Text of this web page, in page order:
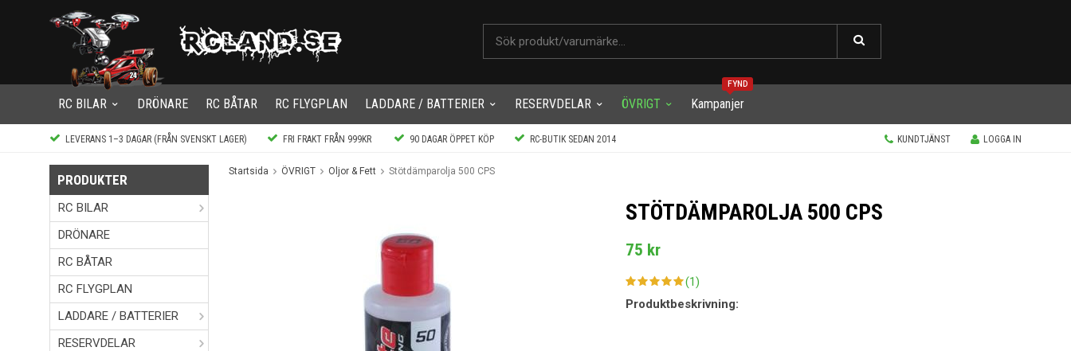
RC BILAR DRÖNARE RC BÅTAR RC FLYGPLAN LADDARE / BATTERIER RESERVDELAR ÖVRIGT
FYND
Kampanjer
LEVERANS 1–3 DAGAR (FRÅN SVENSKT LAGER) FRI FRAKT FRÅN 999KR 90 DAGAR ÖPPET KÖP RC-BUTIK SEDAN 2014 KUNDTJÄNST LOGGA IN
PRODUKTER
RC BILAR
DRÖNARE
RC BÅTAR
RC FLYGPLAN
LADDARE / BATTERIER
RESERVDELAR
Startsida ÖVRIGT Oljor & Fett Stötdämparolja 500 CPS
STÖTDÄMPAROLJA 500 CPS
75 kr
(1)
Produktbeskrivning: